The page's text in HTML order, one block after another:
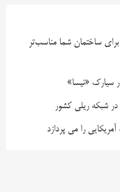
برای ساختمان شما مناسب‌تر
سیارک «نیسا»
شبکه ریلی کشور
را می پردازد